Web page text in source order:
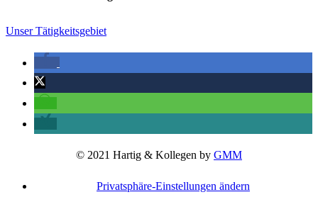
Unser Tätigkeitsgebiet
© 2021 Hartig & Kollegen by GMM
Privatsphäre-Einstellungen ändern